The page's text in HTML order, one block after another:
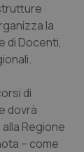
la
di Docenti,
di
dovrà
Regione
– come